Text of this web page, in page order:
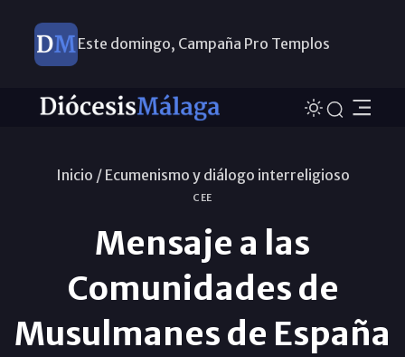
Este domingo, Campaña Pro Templos
Inicio / Ecumenismo y diálogo interreligioso
CEE
Mensaje a las
Comunidades de
Musulmanes de España